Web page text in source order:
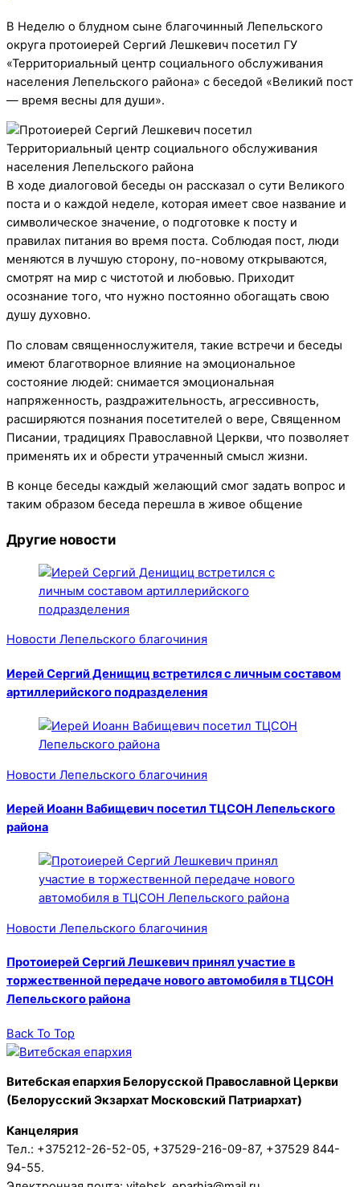
В Неделю о блудном сыне благочинный Лепельского
округа протоиерей Сергий Лешкевич посетил ГУ
«Территориальный центр социального обслуживания
населения Лепельского района» с беседой «Великий пост
— время весны для души».
В ходе диалоговой беседы он рассказал о сути Великого
поста и о каждой неделе, которая имеет свое название и
символическое значение, о подготовке к посту и
правилах питания во время поста. Соблюдая пост, люди
меняются в лучшую сторону, по-новому открываются,
смотрят на мир с чистотой и любовью. Приходит
осознание того, что нужно постоянно обогащать свою
душу духовно.
По словам священнослужителя, такие встречи и беседы
имеют благотворное влияние на эмоциональное
состояние людей: снимается эмоциональная
напряженность, раздражительность, агрессивность,
расширяются познания посетителей о вере, Священном
Писании, традициях Православной Церкви, что позволяет
применять их и обрести утраченный смысл жизни.
В конце беседы каждый желающий смог задать вопрос и
таким образом беседа перешла в живое общение
Другие новости
Новости Лепельского благочиния
Иерей Сергий Денищиц встретился с личным составом
артиллерийского подразделения
Новости Лепельского благочиния
Иерей Иоанн Вабищевич посетил ТЦСОН Лепельского
района
Новости Лепельского благочиния
Протоиерей Сергий Лешкевич принял участие в
торжественной передаче нового автомобиля в ТЦСОН
Лепельского района
Back To Top
Витебская епархия Белорусской Православной Церкви
(Белорусский Экзархат Московский Патриархат)
Канцелярия
Тел.: +375212-26-52-05, +37529-216-09-87, +37529 844-
94-55.